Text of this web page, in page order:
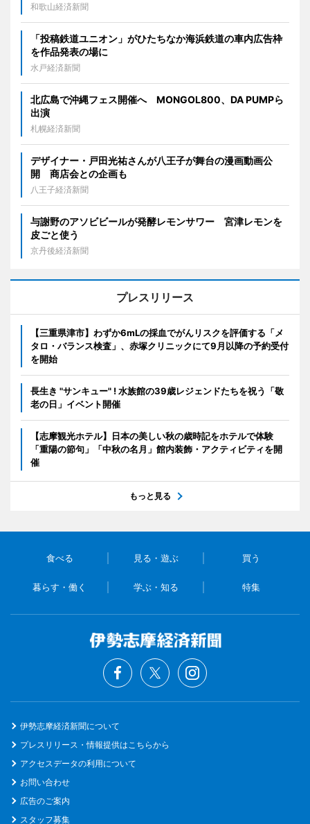
和歌山経済新聞
「投稿鉄道ユニオン」がひたちなか海浜鉄道の車内広告枠
を作品発表の場に
水戸経済新聞
北広島で沖縄フェス開催へ MONGOL800、DA PUMPら
出演
札幌経済新聞
デザイナー・戸田光祐さんが八王子が舞台の漫画動画公
開 商店会との企画も
八王子経済新聞
与謝野のアソビビールが発酵レモンサワー 宮津レモンを
皮ごと使う
京丹後経済新聞
プレスリリース
【三重県津市】わずか6mLの採血でがんリスクを評価する「メ
タロ・バランス検査」、赤塚クリニックにて9月以降の予約受付
を開始
長生き "サンキュー" ! 水族館の39歳レジェンドたちを祝う「敬
老の日」イベント開催
【志摩観光ホテル】日本の美しい秋の歳時記をホテルで体験
「重陽の節句」「中秋の名月」館内装飾・アクティビティを開
催
もっと見る
食べる 見る・遊ぶ 買う
暮らす・働く 学ぶ・知る 特集
伊勢志摩経済新聞について
プレスリリース・情報提供はこちらから
アクセスデータの利用について
お問い合わせ
広告のご案内
スタッフ募集